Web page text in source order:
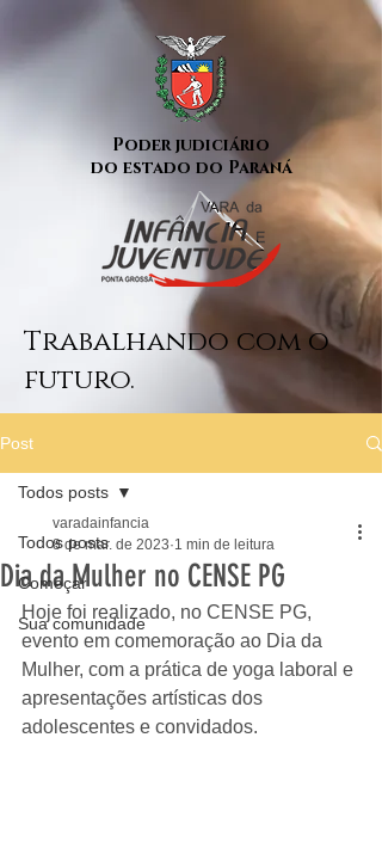
Poder judiciário
do estado do Paraná
Trabalhando com o
futuro.
Post
Todos posts
Começar
Sua comunidade
Todos posts
Dia da Mulher no CENSE PG
varadainfancia
8 de mar. de 2023 1 min de leitura
Hoje foi realizado, no CENSE PG,
evento em comemoração ao Dia da
Mulher, com a prática de yoga laboral e
apresentações artísticas dos
adolescentes e convidados.